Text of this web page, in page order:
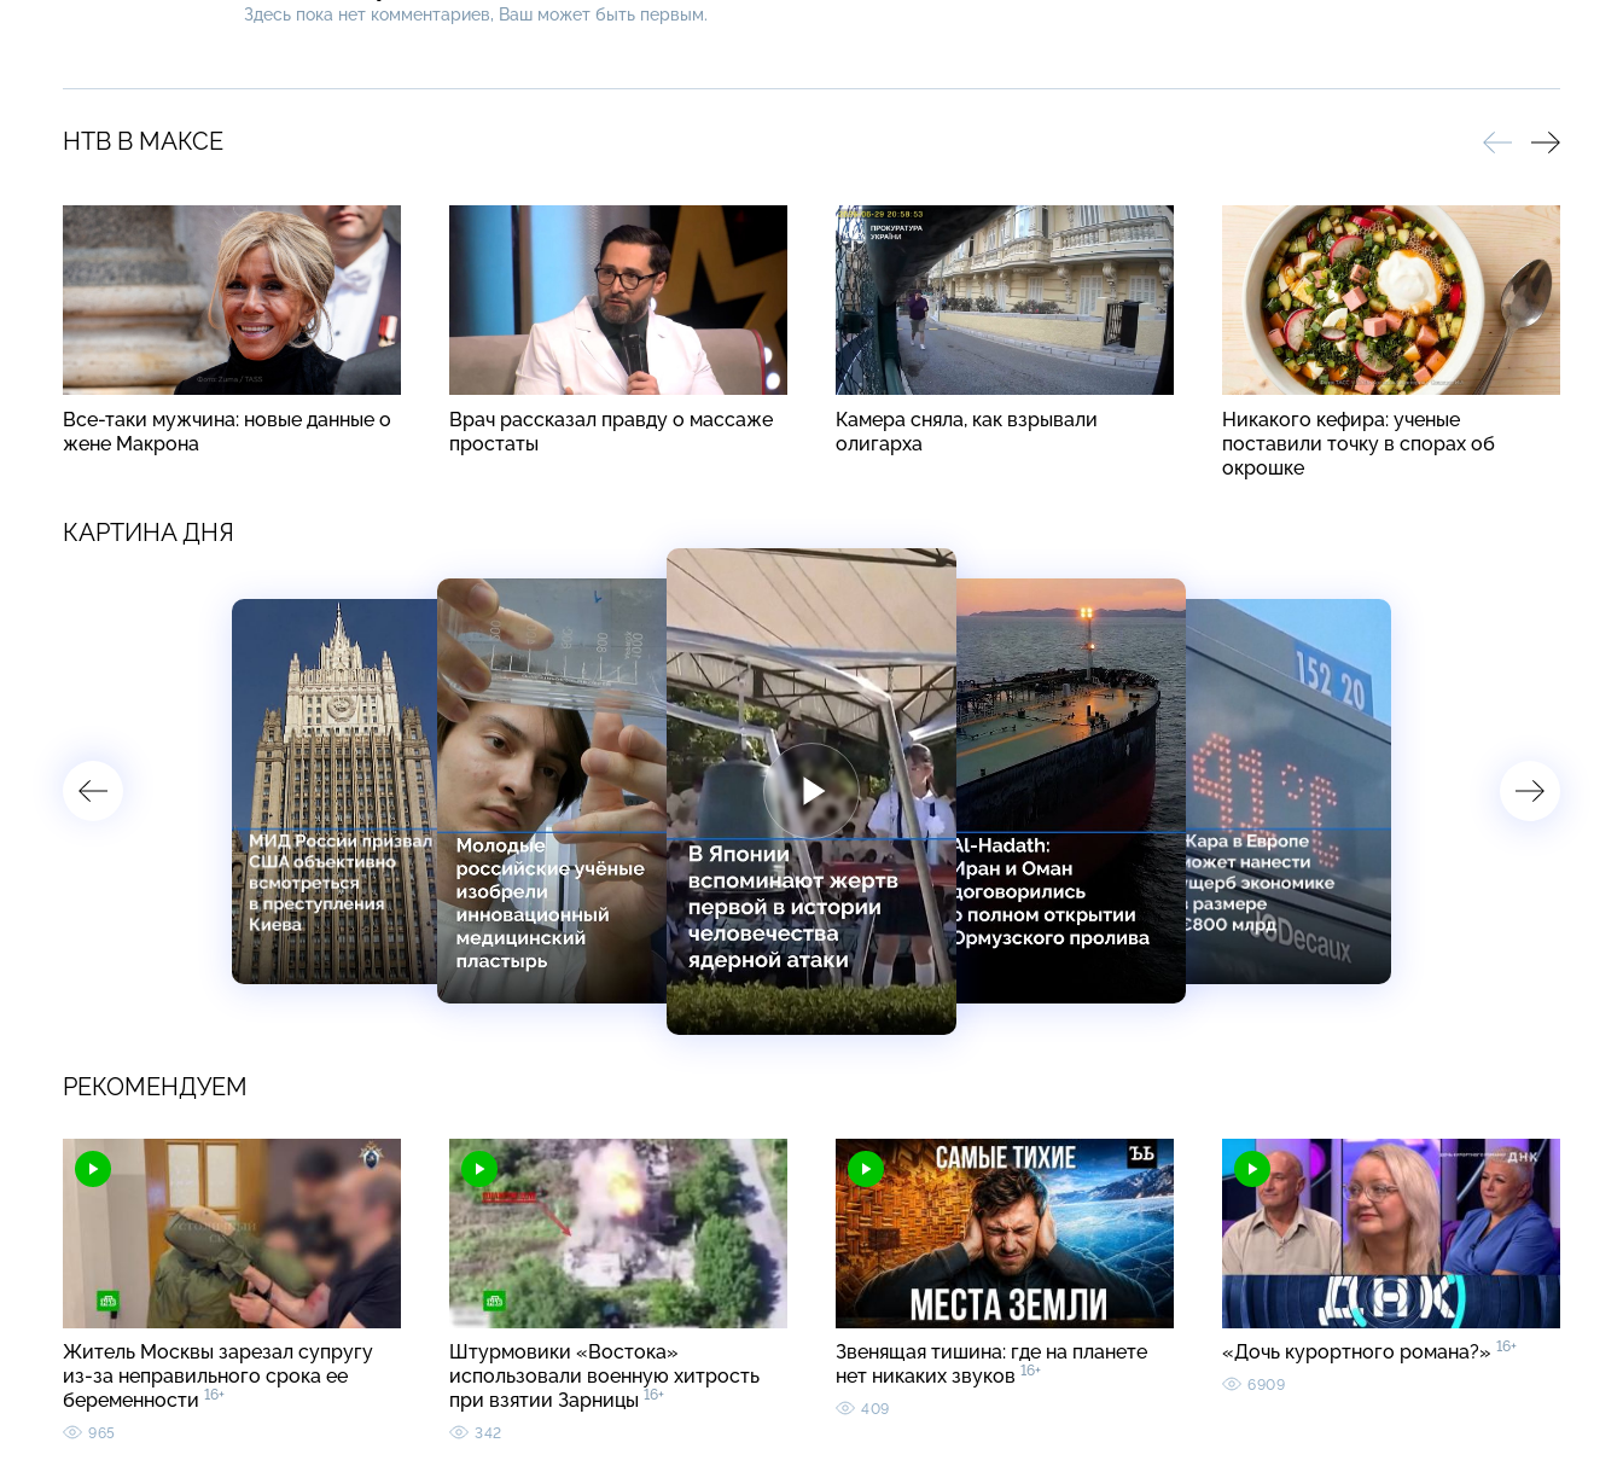
Здесь пока нет комментариев, Ваш может быть первым.
НТВ В МАКСЕ
Все-таки мужчина: новые данные о
жене Макрона
Врач рассказал правду о массаже
простаты
Камера сняла, как взрывали
олигарха
Никакого кефира: ученые
поставили точку в спорах об
окрошке
КАРТИНА ДНЯ
РЕКОМЕНДУЕМ
Житель Москвы зарезал супругу
из-за неправильного срока ее
беременности 16+
965
Штурмовики «Востока»
использовали военную хитрость
при взятии Зарницы 16+
342
Звенящая тишина: где на планете
нет никаких звуков 16+
409
«Дочь курортного романа?» 16+
6909